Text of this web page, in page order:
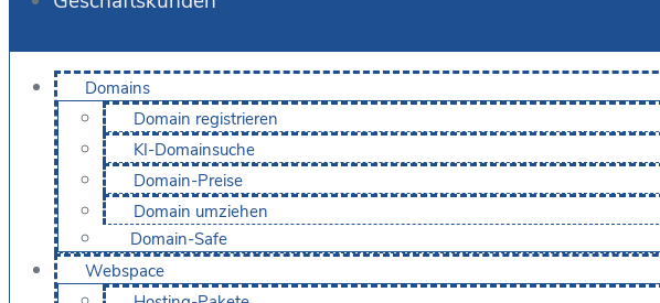
Domains
Domain registrieren
KI-Domainsuche
Domain-Preise
Domain umziehen
Domain-Safe
Webspace